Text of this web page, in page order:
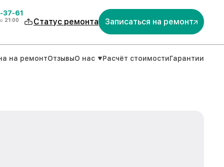
37-61
21:00 Статус ремонта Записаться на ремонт
на ремонтОтзывыО нас Расчёт стоимостиГарантии